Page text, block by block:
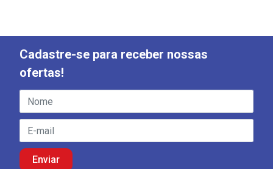
Cadastre-se para receber nossas
ofertas!